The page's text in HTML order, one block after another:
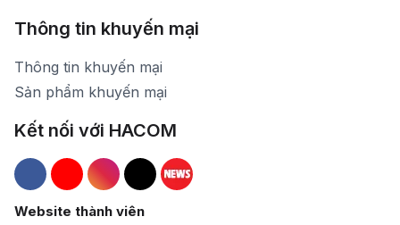
Thông tin khuyến mại
Thông tin khuyến mại
Sản phẩm khuyến mại
Kết nối với HACOM
Hacom Facebook
Hacom YouTube
Hacom Instagram
Hacom TikTok
Website thành viên